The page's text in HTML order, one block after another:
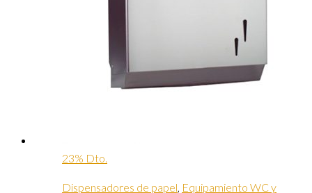
23% Dto.
Dispensadores de papel, Equipamiento WC y